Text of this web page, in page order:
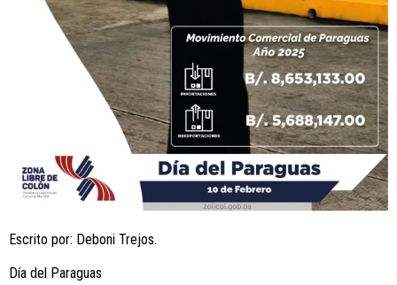
Escrito por: Deboni Trejos.
Día del Paraguas